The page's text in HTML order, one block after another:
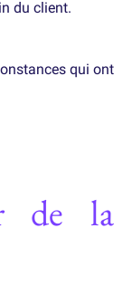
du client.
qui ont
de la